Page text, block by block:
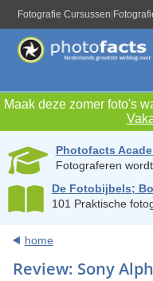
Fotografie Cursussen
Maak deze zomer foto's
Photofacts
Fotograferen
De Fotobijbels;
101 Praktische
home
Review: Sony